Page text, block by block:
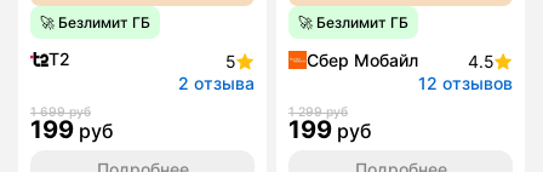
🚀 Безлимит ГБ
T2
5
2 отзыва
1 699 руб
199 руб
🚀 Безлимит ГБ
Сбер Мобайл
4.5
12 отзывов
1 299 руб
199 руб